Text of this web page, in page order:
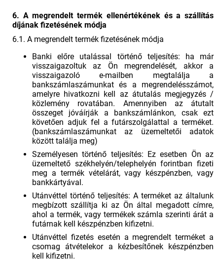
6. A megrendelt termék ellenértékének és a szállítás
díjának fizetésének módja
6.1. A megrendelt termék fizetésének módja
Banki előre utalással történő teljesítés: ha már
visszaigazoltuk az Ön megrendelését, akkor a
visszaigazoló e-mailben megtalálja a
bankszámlaszámunkat és a megrendelésszámot,
amelyre hivatkozni kell az átutalás megjegyzés /
közlemény rovatában. Amennyiben az átutalt
összeget jóváírják a bankszámlánkon, csak ezt
követően adjuk fel a futárszolgálattal a terméket.
(bankszámlaszámunkat az üzemeltetői adatok
között találja meg)
Személyesen történő teljesítés: Ez esetben Ön az
üzemeltető székhelyén/telephelyén forintban fizeti
meg a termék vételárát, vagy készpénzben, vagy
bankkártyával.
Utánvéttel történő teljesítés: A terméket az általunk
megbízott szállítja ki az Ön által megadott címre,
ahol a termék, vagy termékek számla szerinti árát a
futárnak kell készpénzben kifizetni.
Utánvéttel fizetés esetén a megrendelt terméket a
csomag átvételekor a kézbesítőnek készpénzben
kell kifizetni.